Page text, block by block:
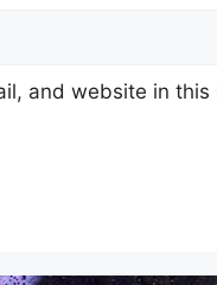
and website in